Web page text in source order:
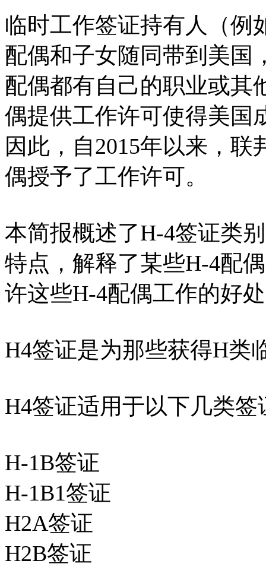
临时工作签证持有人（例
配偶和子女随同带到美国
配偶都有自己的职业或其
偶提供工作许可使得美国
因此，自2015年以来，
偶授予了工作许可。
本简报概述了H-4签证类
特点，解释了某些H-4配
许这些H-4配偶工作的好
H4签证是为那些获得H类
H4签证适用于以下几类签
H-1B签证
H-1B1签证
H2A签证
H2B签证